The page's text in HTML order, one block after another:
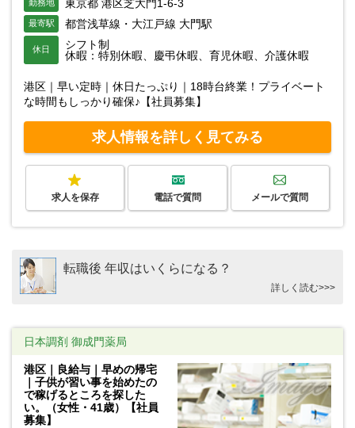
勤務地 東京都 港区芝大門1-6-3
最寄駅 都営浅草線・大江戸線 大門駅
休日
シフト制
休暇：特別休暇、慶弔休暇、育児休暇、介護休暇
港区｜早い定時｜休日たっぷり｜18時台終業！プライベート
な時間もしっかり確保♪【社員募集】
求人情報を詳しく見てみる
求人を保存 電話で質問 メールで質問
転職後 年収はいくらになる？
詳しく読む>>>
日本調剤 御成門薬局
港区｜良給与｜早めの帰宅
｜子供が習い事を始めたの
で稼げるところを探した
い。（女性・41歳）【社員
募集】